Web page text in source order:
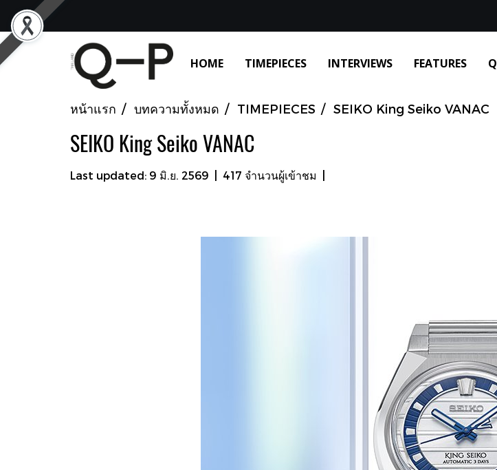
HOME TIMEPIECES INTERVIEWS FEATURES
หน้าแรก บทความทั้งหมด TIMEPIECES SEIKO King Seiko VANAC
SEIKO King Seiko VANAC
Last updated: 9 มิ.ย. 2569 417 จำนวนผู้เข้าชม